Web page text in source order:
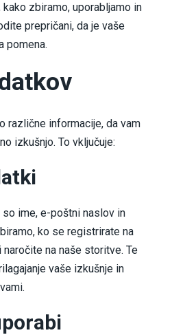
zbiramo, uporabljamo in
prepričani, da je vaše
pomena.
različne informacije, da vam
izkušnjo. To vključuje:
ime, e-poštni naslov in
ko se registrirate na
na naše storitve. Te
vaše izkušnje in